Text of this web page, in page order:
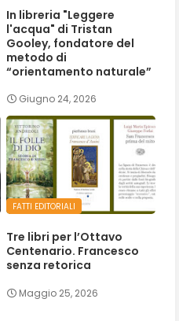
In libreria "Leggere
l'acqua" di Tristan
Gooley, fondatore del
metodo di
“orientamento naturale”
Giugno 24, 2026
FATTI EDITORIALI
Tre libri per l’Ottavo
Centenario. Francesco
senza retorica
Maggio 25, 2026